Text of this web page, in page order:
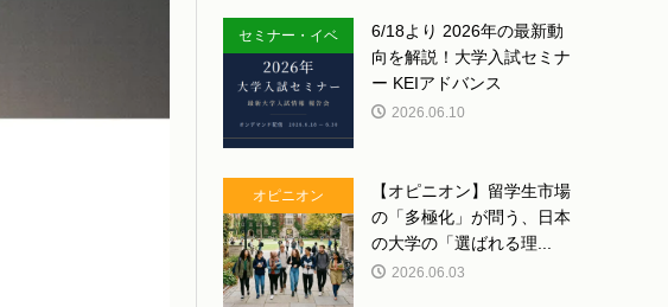
セミナー・イベ
ント
6/18より 2026年の最新動
向を解説！大学入試セミナ
ー KEIアドバンス
2026.06.10
オピニオン
【オピニオン】留学生市場
の「多極化」が問う、日本
の大学の「選ばれる理...
2026.06.03